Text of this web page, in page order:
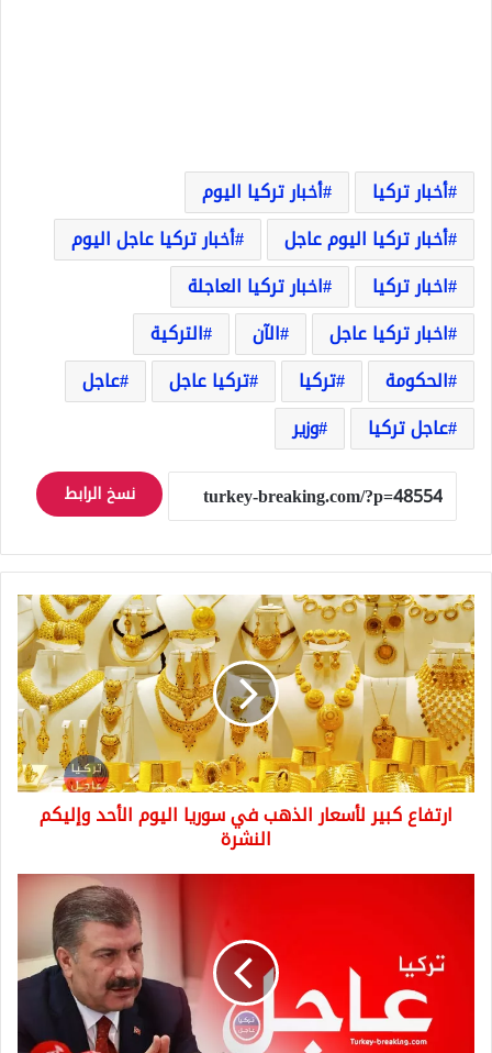
أخبار تركيا
أخبار تركيا اليوم
أخبار تركيا اليوم عاجل
أخبار تركيا عاجل اليوم
اخبار تركيا
اخبار تركيا العاجلة
اخبار تركيا عاجل
الآن
التركية
الحكومة
تركيا تركيا عاجل
عاجل
عاجل تركيا
وزير
نسخ الرابط
ارتفاع
كبير
لأسعار
الذهب
في
سوريا
اليوم
الأحد
وإليكم
النشرة
ارتفاع كبير لأسعار الذهب في سوريا اليوم الأحد وإليكم
النشرة
لتتعدى